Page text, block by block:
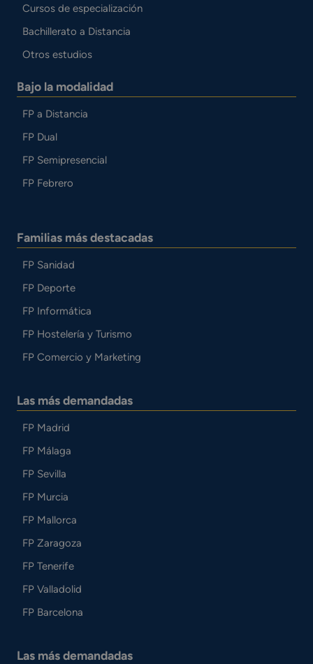
Cursos de especialización
Bachillerato a Distancia
Otros estudios
Bajo la modalidad
FP a Distancia
FP Dual
FP Semipresencial
FP Febrero
Familias más destacadas
FP Sanidad
FP Deporte
FP Informática
FP Hostelería y Turismo
FP Comercio y Marketing
Las más demandadas
FP Madrid
FP Málaga
FP Sevilla
FP Murcia
FP Mallorca
FP Zaragoza
FP Tenerife
FP Valladolid
FP Barcelona
Las más demandadas